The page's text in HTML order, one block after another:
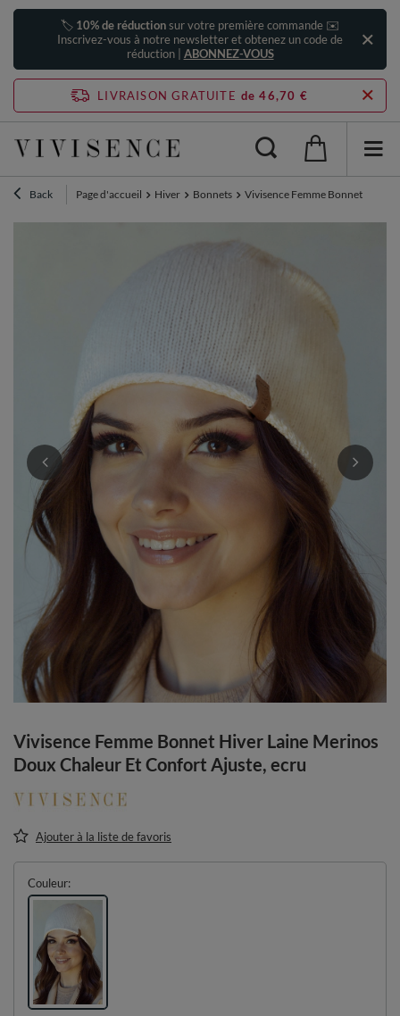
🏷️ 10% de réductionsur votre première commande ✉️
Inscrivez-vous à notre newsletter et obtenez un code de
réduction | ABONNEZ-VOUS
LIVRAISON GRATUITE de 46,70 €
Back Page d'accueil Hiver Bonnets Vivisence Femme Bonnet Hiver
Vivisence Femme Bonnet Hiver Laine Merinos
Doux Chaleur Et Confort Ajuste, ecru
Ajouter à la liste de favoris
Couleur